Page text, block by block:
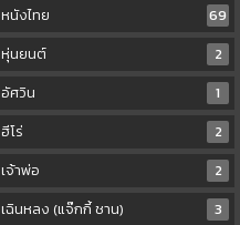
หนังไทย
69
หุ่นยนต์
2
อัศวิน
1
ฮีโร่
2
เจ้าพ่อ
2
เฉินหลง (แจ๊กกี้ ชาน)
3